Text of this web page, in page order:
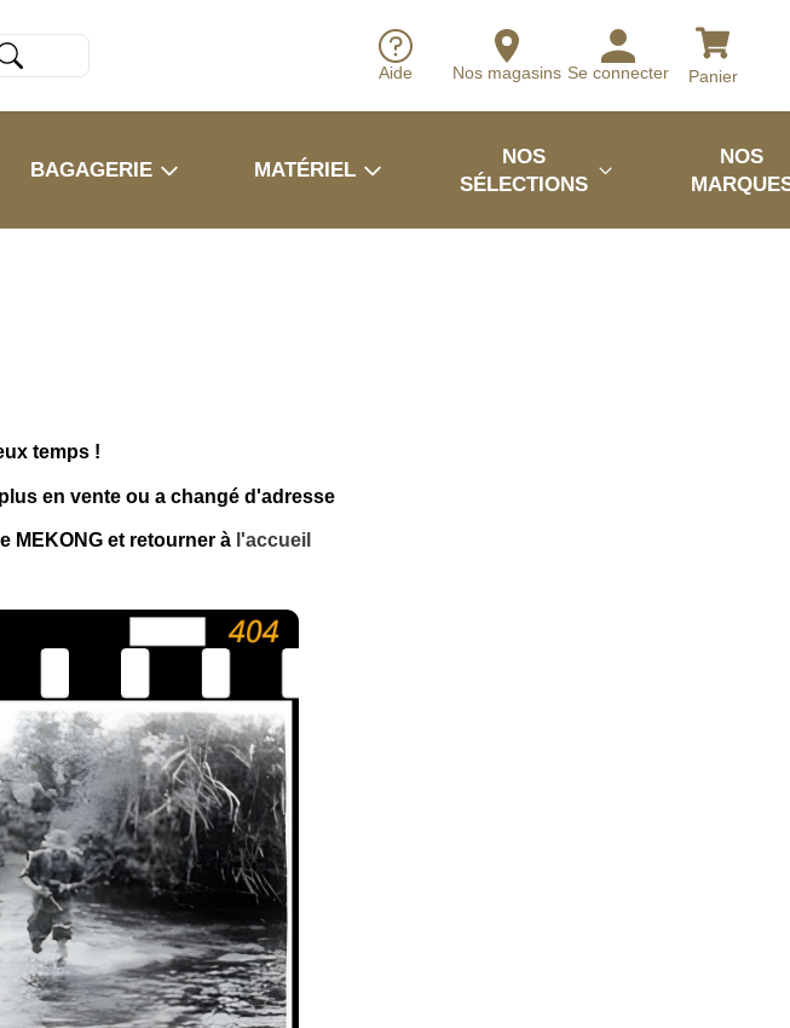
Aide Nos magasins Se connecter Panier
BAGAGERIE MATÉRIEL
NOS
SÉLECTIONS
NOS
temps !
en vente ou a changé d'adresse
MEKONG et retourner à l'accueil